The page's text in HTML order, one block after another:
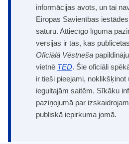
informācijas avots, un tai
Eiropas Savienības
saturu. Attiecīgo līguma
versijas ir tās, kas publicētas
Oficiālā Vēstneša
vietnē TED. Šie oficiāli
ir tieši pieejami, noklikšķinot
iegultajām saitēm. Sīkāku
paziņojumā par
publiskā iepirkuma jomā.